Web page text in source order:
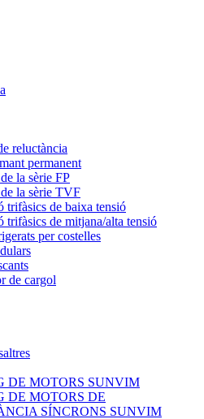
reluctància
permanent
la sèrie FP
la sèrie TVF
trifàsics de baixa tensió
trifàsics de mitjana/alta tensió
per costelles
de cargol
DE MOTORS SUNVIM
DE MOTORS DE
SÍNCRONS SUNVIM